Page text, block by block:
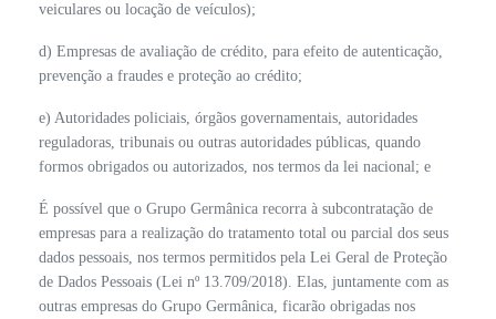
veiculares ou locação de veículos);
d) Empresas de avaliação de crédito, para efeito de autenticação,
prevenção a fraudes e proteção ao crédito;
e) Autoridades policiais, órgãos governamentais, autoridades
reguladoras, tribunais ou outras autoridades públicas, quando
formos obrigados ou autorizados, nos termos da lei nacional; e
É possível que o Grupo Germânica recorra à subcontratação de
empresas para a realização do tratamento total ou parcial dos seus
dados pessoais, nos termos permitidos pela Lei Geral de Proteção
de Dados Pessoais (Lei nº 13.709/2018). Elas, juntamente com as
outras empresas do Grupo Germânica, ficarão obrigadas nos